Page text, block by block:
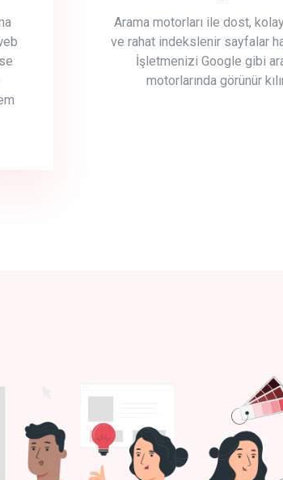
Arama motorları ile dost,
ve rahat indekslenir sayfalar
İşletmenizi Google gibi
motorlarında görünür